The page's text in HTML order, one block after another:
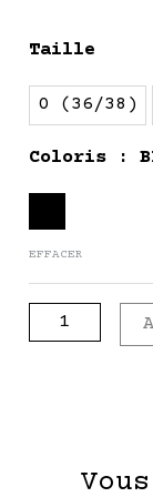
Taille
0 (36/38)
Coloris :
EFFACER
quantité
ORPHÉE
-
imprimé